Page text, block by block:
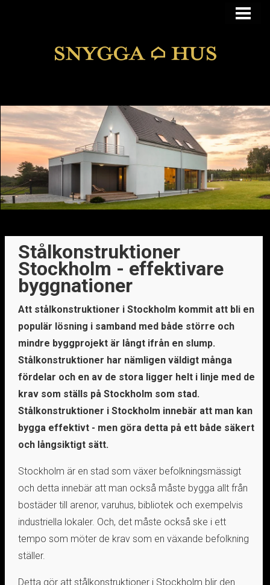
BLOGG
Stålkonstruktioner
Stockholm - effektivare
byggnationer
Att stålkonstruktioner i Stockholm kommit att bli en
populär lösning i samband med både större och
mindre byggprojekt är långt ifrån en slump.
Stålkonstruktioner har nämligen väldigt många
fördelar och en av de stora ligger helt i linje med de
krav som ställs på Stockholm som stad.
Stålkonstruktioner i Stockholm innebär att man kan
bygga effektivt - men göra detta på ett både säkert
och långsiktigt sätt.
Stockholm är en stad som växer befolkningsmässigt
och detta innebär att man också måste bygga allt från
bostäder till arenor, varuhus, bibliotek och exempelvis
industriella lokaler. Och, det måste också ske i ett
tempo som möter de krav som en växande befolkning
ställer.
Detta gör att stålkonstruktioner i Stockholm blir den